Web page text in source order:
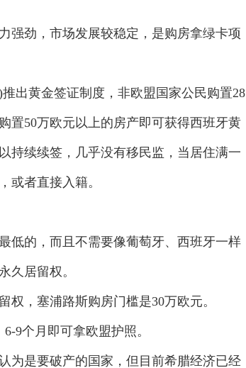
劲，市场发展较稳定，是购房拿绿卡项
出黄金签证制度，非欧盟国家公民购置28
置50万欧元以上的房产即可获得西班牙黄
持续续签，几乎没有移民监，当居住满一
或者直接入籍。
的，而且不需要像葡萄牙、西班牙一样
久居留权。
，塞浦路斯购房门槛是30万欧元。
个月即可拿欧盟护照。
是要破产的国家，但目前希腊经济已经